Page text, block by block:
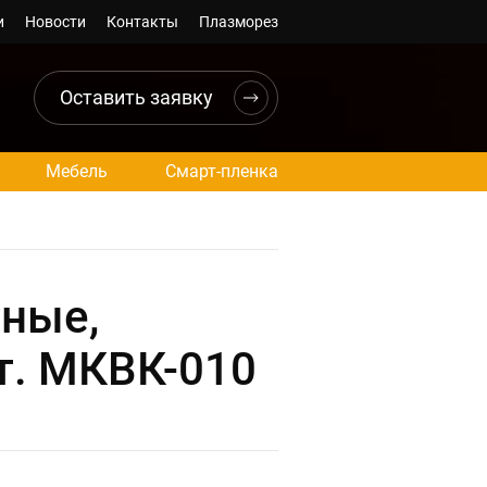
Новости Контакты Плазморез
Оставить заявку
Мебель Смарт-пленка
МКВК-010